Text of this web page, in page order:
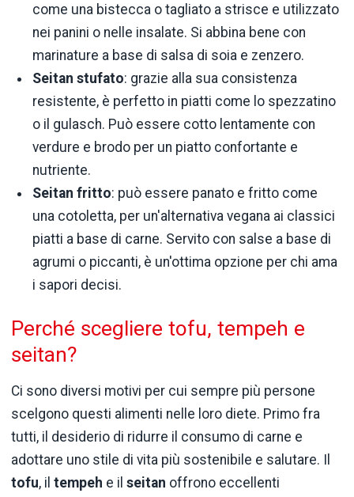
come una bistecca o tagliato a strisce e utilizzato
nei panini o nelle insalate. Si abbina bene con
marinature a base di salsa di soia e zenzero.
Seitan stufato: grazie alla sua consistenza
resistente, è perfetto in piatti come lo spezzatino
o il gulasch. Può essere cotto lentamente con
verdure e brodo per un piatto confortante e
nutriente.
Seitan fritto: può essere panato e fritto come
una cotoletta, per un'alternativa vegana ai classici
piatti a base di carne. Servito con salse a base di
agrumi o piccanti, è un'ottima opzione per chi ama
i sapori decisi.
Perché scegliere tofu, tempeh e
seitan?
Ci sono diversi motivi per cui sempre più persone
scelgono questi alimenti nelle loro diete. Primo fra
tutti, il desiderio di ridurre il consumo di carne e
adottare uno stile di vita più sostenibile e salutare. Il
tofu, il tempeh e il seitan offrono eccellenti